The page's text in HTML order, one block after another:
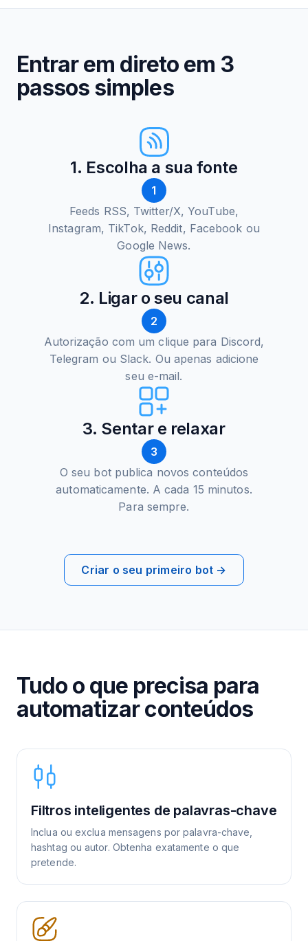
Entrar em direto em 3
passos simples
1. Escolha a sua fonte
1
Feeds RSS, Twitter/X, YouTube,
Instagram, TikTok, Reddit, Facebook ou
Google News.
2. Ligar o seu canal
2
Autorização com um clique para Discord,
Telegram ou Slack. Ou apenas adicione
seu e-mail.
3. Sentar e relaxar
3
O seu bot publica novos conteúdos
automaticamente. A cada 15 minutos.
Para sempre.
Criar o seu primeiro bot →
Tudo o que precisa para
automatizar conteúdos
Filtros inteligentes de palavras-chave
Inclua ou exclua mensagens por palavra-chave,
hashtag ou autor. Obtenha exatamente o que
pretende.